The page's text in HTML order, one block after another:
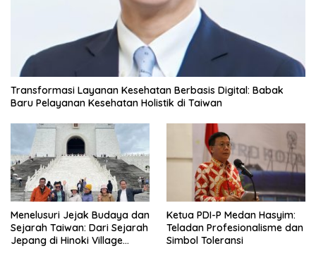
Transformasi Layanan Kesehatan Berbasis Digital: Babak
Baru Pelayanan Kesehatan Holistik di Taiwan
Menelusuri Jejak Budaya dan
Sejarah Taiwan: Dari Sejarah
Jepang di Hinoki Village
Ketua PDI-P Medan Hasyim:
Teladan Profesionalisme dan
Simbol Toleransi